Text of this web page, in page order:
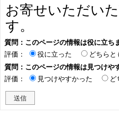
お寄せいただい
す。
質問：このページの情報は役に立ち
評価：
役に立った どちらと
質問：このページの情報は見つけや
評価：
見つけやすかった ど